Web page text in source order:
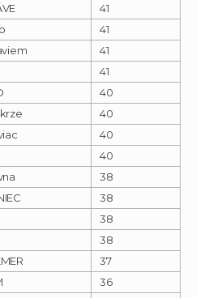
41
41
41
41
40
40
40
40
38
38
38
38
37
36